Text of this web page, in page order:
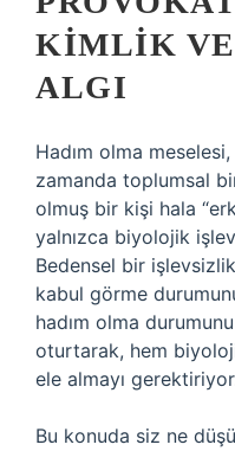
KIMLIK VE
ALGI
Hadım olma
zamanda toplumsal
olmuş bir kişi hala
yalnızca biyolojik
Bedensel bir
kabul görme
hadım olma
oturtarak, hem
ele almayı
Bu konuda siz ne